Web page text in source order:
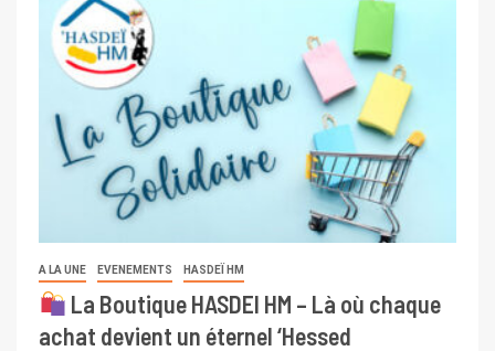
A LA UNE EVENEMENTS HASDEÏ HM
La Boutique HASDEI HM – Là où chaque
achat devient un éternel ‘Hessed